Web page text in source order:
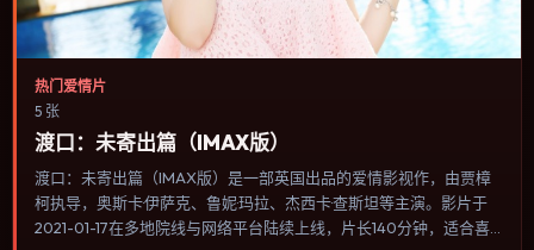
热门爱情片
5 张
渡口：未寄出篇（IMAX版）
渡口：未寄出篇（IMAX版）是一部英国出品的爱情影视作，由贾樟
柯执导，奥斯卡·伊萨克、鲁妮·玛拉、杰西卡·查斯坦等主演。影片于
2021-01-17在多地院线与网络平台陆续上线，片长140分钟，适合喜